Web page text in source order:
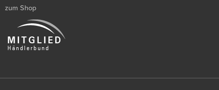
zum Shop